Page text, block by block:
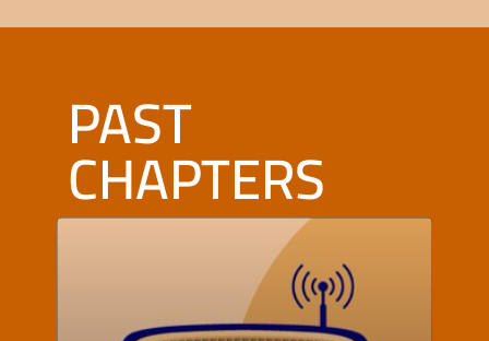
PAST
CHAPTERS
Audio